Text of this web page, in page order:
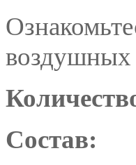
воздушных
Состав: